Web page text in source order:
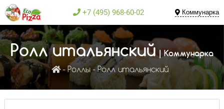
+7 (495) 968-60-02 Коммунарка
Ролл итальянский| Коммунарка
Роллы Ролл итальянский